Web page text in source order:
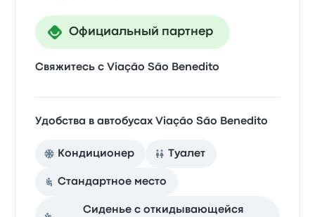
Официальный партнер
Свяжитесь с Viação São Benedito
Удобства в автобусах Viação São Benedito
Кондиционер Туалет
Стандартное место
Сиденье с откидывающейся